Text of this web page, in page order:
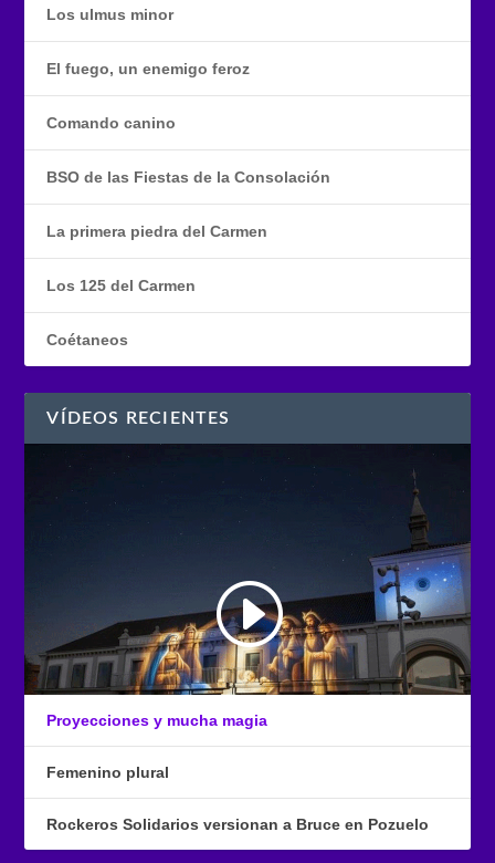
Los ulmus minor
El fuego, un enemigo feroz
Comando canino
BSO de las Fiestas de la Consolación
La primera piedra del Carmen
Los 125 del Carmen
Coétaneos
VÍDEOS RECIENTES
Proyecciones y mucha magia
Femenino plural
Rockeros Solidarios versionan a Bruce en Pozuelo